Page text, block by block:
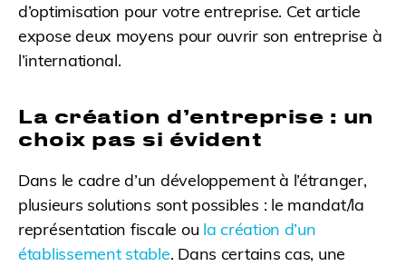
d’optimisation pour votre entreprise. Cet article
expose deux moyens pour ouvrir son entreprise à
l’international.
La création d’entreprise : un
choix pas si évident
Dans le cadre d’un développement à l’étranger,
plusieurs solutions sont possibles : le mandat/la
représentation fiscale ou la création d’un
établissement stable. Dans certains cas, une